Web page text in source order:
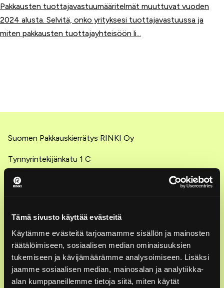
Tämä sivusto käyttää evästeitä
Käytämme evästeitä tarjoamamme sisällön ja mainosten
räätälöimiseen, sosiaalisen median ominaisuuksien
tukemiseen ja kävijämäärämme analysoimiseen. Lisäksi
jaamme sosiaalisen median, mainosalan ja analytiikka-
alan kumppaneillemme tietoja siitä, miten käytät
Pakkausten tuottajavastuumääritelmät muuttuvat vuoden
2024 alusta. Selvitä, onko yrityksesi tuottajavastuussa ja
miten pakkausten tuottajayhteisöön li...
Suomen Pakkauskierrätys RINKI Oy
Tynnyrintekijänkatu 1 C
Asiakaspalvelu: ekopisteet ja lajittelu
0800 133 888
ark. 7–21, la 9–18 (maksuton)
asiakaspalvelu@rinkiin.fi